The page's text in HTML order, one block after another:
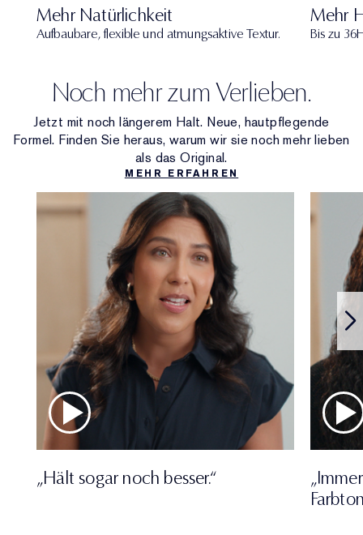
Mehr Natürlichkeit
Aufbaubare, flexible und atmungsaktive Textur.
Mehr
Bis zu
Noch mehr zum Verlieben.
Jetzt mit noch längerem Halt. Neue, hautpflegende
Formel. Finden Sie heraus, warum wir sie noch mehr lieben
als das Original.
MEHR ERFAHREN
„Hält sogar noch besser.“